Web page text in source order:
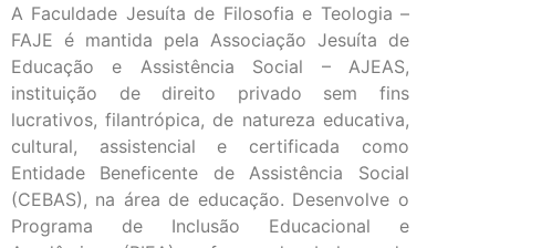
A Faculdade Jesuíta de Filosofia e Teologia –
FAJE é mantida pela Associação Jesuíta de
Educação e Assistência Social – AJEAS,
instituição de direito privado sem fins
lucrativos, filantrópica, de natureza educativa,
cultural, assistencial e certificada como
Entidade Beneficente de Assistência Social
(CEBAS), na área de educação. Desenvolve o
Programa de Inclusão Educacional e